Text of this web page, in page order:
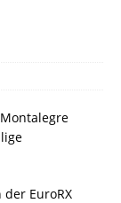
EuroRX